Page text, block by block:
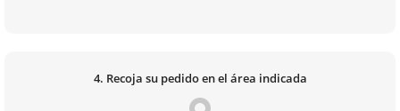
4. Recoja su pedido en el área indicada